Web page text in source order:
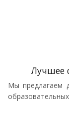
Лучшее
Мы предлагаем